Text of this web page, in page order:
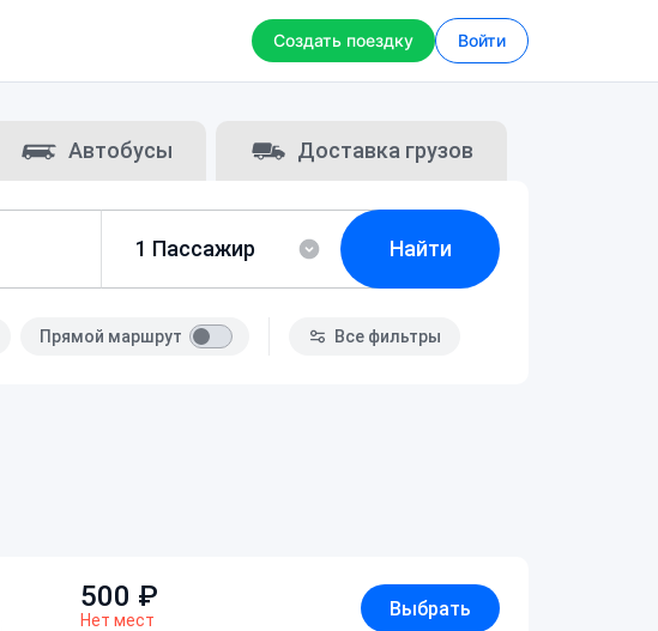
Создать поездку Войти
Автобусы Доставка грузов
Найти
Прямой маршрут Все фильтры
500 ₽
Нет мест
Выбрать